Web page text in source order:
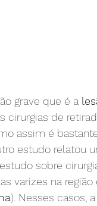
grave que é a
cirurgias de
assim é
estudo relatou
sobre
varizes na
). Nesses casos,